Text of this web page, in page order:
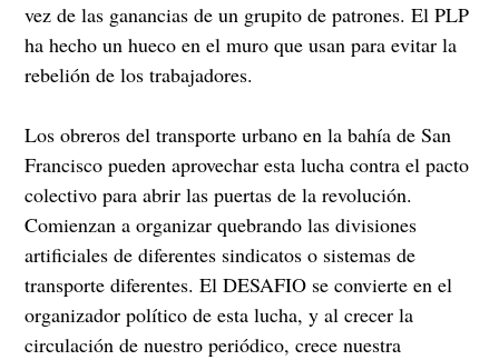
vez de las ganancias de un grupito de patrones. El PLP
ha hecho un hueco en el muro que usan para evitar la
rebelión de los trabajadores.
Los obreros del transporte urbano en la bahía de San
Francisco pueden aprovechar esta lucha contra el pacto
colectivo para abrir las puertas de la revolución.
Comienzan a organizar quebrando las divisiones
artificiales de diferentes sindicatos o sistemas de
transporte diferentes. El DESAFIO se convierte en el
organizador político de esta lucha, y al crecer la
circulación de nuestro periódico, crece nuestra